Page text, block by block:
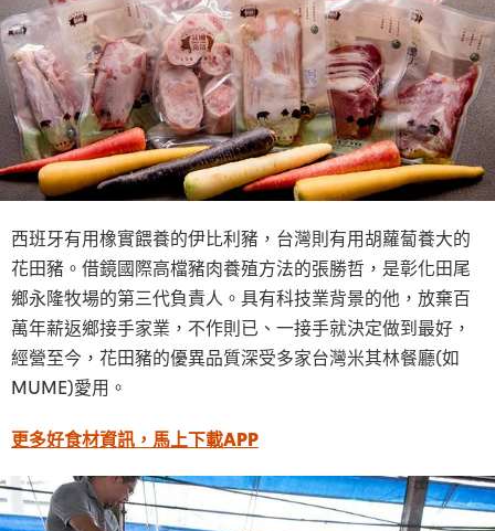
西班牙有用橡實餵養的伊比利豬，台灣則有用胡蘿蔔養大的
花田豬。借鏡國際高檔豬肉養殖方法的張勝哲，是彰化田尾
鄉永隆牧場的第三代負責人。具有科技業背景的他，放棄百
萬年薪返鄉接手家業，不作則已、一接手就決定做到最好，
經營至今，花田豬的優異品質深受多家台灣米其林餐廳(如
MUME)愛用。
更多好食材資訊，馬上下載APP